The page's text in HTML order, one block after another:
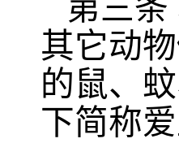
第三条
其它动
的鼠、
下简称